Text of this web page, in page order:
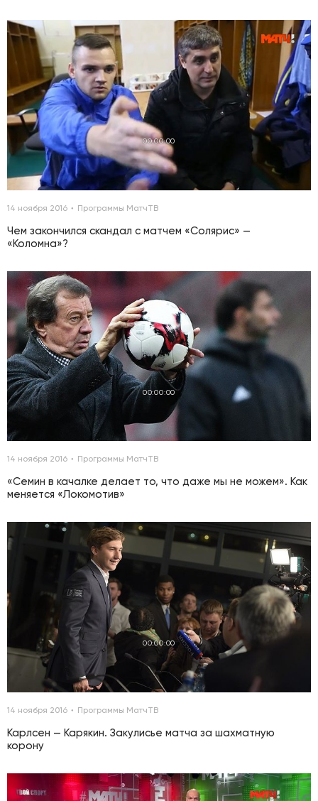
00:00:00
14 ноября 2016 Программы МатчТВ
Чем закончился скандал с матчем «Солярис» —
«Коломна»?
00:00:00
14 ноября 2016 Программы МатчТВ
«Семин в качалке делает то, что даже мы не можем». Как
меняется «Локомотив»
00:00:00
14 ноября 2016 Программы МатчТВ
Карлсен — Карякин. Закулисье матча за шахматную
корону